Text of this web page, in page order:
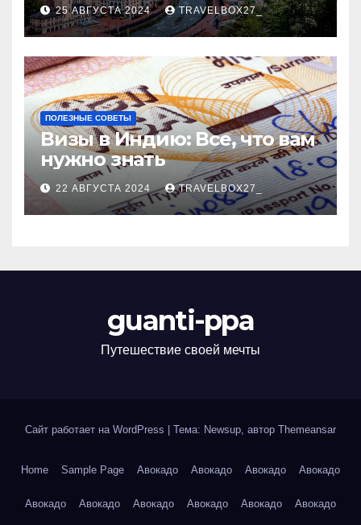
25 АВГУСТА 2024 TRAVELBOX27_
ПОЛЕЗНЫЕ СОВЕТЫ
Визы в Индию: Все, что вам
нужно знать
22 АВГУСТА 2024 TRAVELBOX27_
guanti-ppa
Путешествие своей мечты
Сайт работает на WordPress Тема: Newsup, автор Themeansar
Home Sample Page Авокадо Авокадо Авокадо Авокадо
Авокадо Авокадо Авокадо Авокадо Авокадо Авокадо